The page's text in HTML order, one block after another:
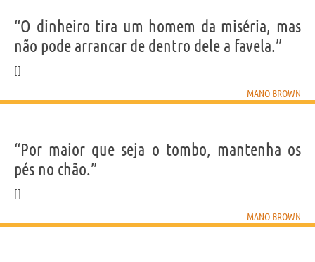
22EM PORTUGUÊS
Personagens relacionados por
“O dinheiro tira um homem da miséria, mas
não pode arrancar de dentro dele a favela.”
MANO BROWN
“Por maior que seja o tombo, mantenha os
pés no chão.”
MANO BROWN